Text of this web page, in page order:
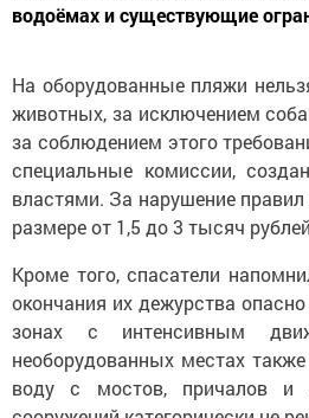
водоёмах и существующие
На оборудованные пляжи
животных, за исключением
за соблюдением этого
специальные комиссии,
властями. За нарушение
размере от 1,5 до 3 тысяч
Кроме того, спасатели
окончания их дежурства
зонах с интенсивным
необорудованных местах
воду с мостов, причалов и